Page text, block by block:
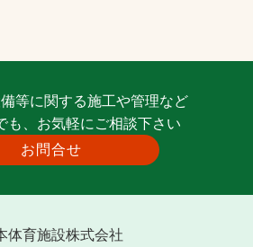
や操作にお困りの方へ
等に関する施工や管理など
も、お気軽にご相談下さい
お問合せ
体育施設株式会社